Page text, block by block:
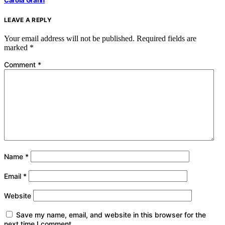
LEAVE A REPLY
Your email address will not be published. Required fields are
marked *
Comment *
Name *
Email *
Website
Save my name, email, and website in this browser for the